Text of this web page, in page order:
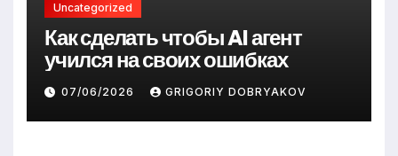
Uncategorized
Как сделать чтобы AI агент
учился на своих ошибках
07/06/2026 GRIGORIY DOBRYAKOV